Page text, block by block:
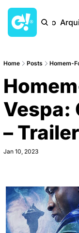
Início
Home Posts Homem-
Vespa:
–
Jan 10, 2023